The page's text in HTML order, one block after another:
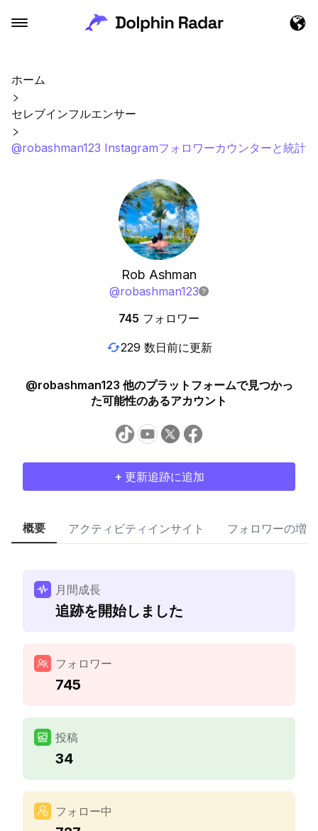
ホーム
セレブインフルエンサー
@robashman123 Instagramフォロワーカウンターと統計
Rob Ashman
@robashman123
745 フォロワー
229 数日前に更新
@robashman123 他のプラットフォームで見つかっ
た可能性のあるアカウント
+ 更新追跡に追加
概要 アクティビティインサイト フォロワーの増加
月間成長
追跡を開始しました
フォロワー
745
投稿
34
フォロー中